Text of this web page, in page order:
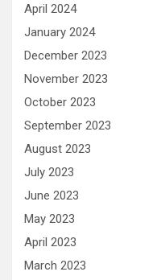
April 2024
January 2024
December 2023
November 2023
October 2023
September 2023
August 2023
July 2023
June 2023
May 2023
April 2023
March 2023